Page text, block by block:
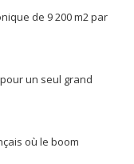
de 9 200 m2 par
un seul grand
où le boom